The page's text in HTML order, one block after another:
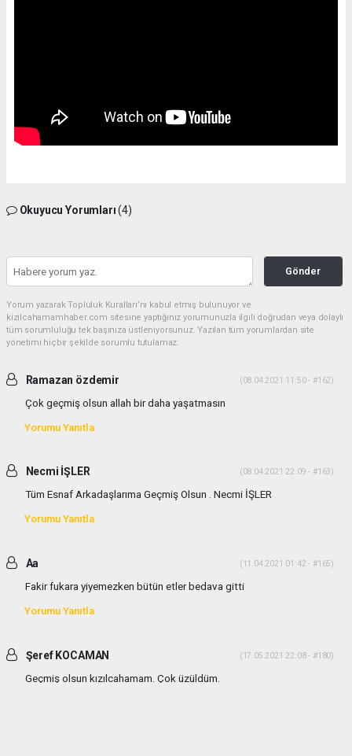
Okuyucu Yorumları(4)
Gönder
Yorum yazarak Topluluk Kuralları’nı kabul etmiş bulunuyor ve
kizilcahamamhaber.com sitesine yaptığınız yorumunuzla ilgili doğrudan veya dolaylı
tüm sorumluluğu tek başınıza üstleniyorsunuz. Yazılan tüm yorumlardan site
yönetimi hiçbir şekilde sorumlu tutulamaz.
Ramazan özdemir (08.04.2021 11:50 - #162)
Çok geçmiş olsun allah bir daha yaşatmasın
Yorumu Yanıtla
Necmi İŞLER (08.04.2021 22:09 - #163)
Tüm Esnaf Arkadaşlarıma Geçmiş Olsun . Necmi İŞLER
Yorumu Yanıtla
Aa (11.04.2021 01:42 - #165)
Fakir fukara yiyemezken bütün etler bedava gitti
Yorumu Yanıtla
Şeref KOCAMAN (17.05.2021 22:08 - #180)
Geçmiş olsun kızılcahamam. Çok üzüldüm.